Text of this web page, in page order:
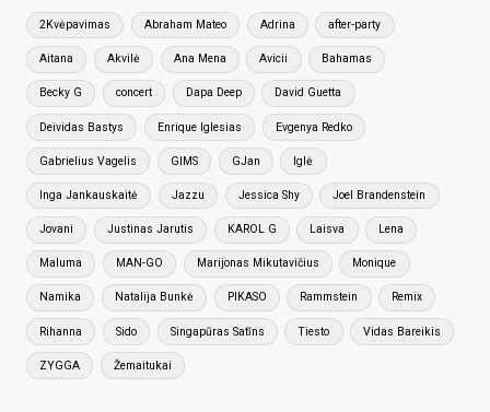
2Kvėpavimas Abraham Mateo Adrina after-party
Aitana Akvilė Ana Mena Avicii Bahamas
Becky G concert Dapa Deep David Guetta
Deividas Bastys Enrique Iglesias Evgenya Redko
Gabrielius Vagelis GIMS GJan Iglė
Inga Jankauskaitė Jazzu Jessica Shy Joel Brandenstein
Jovani Justinas Jarutis KAROL G Laisva Lena
Maluma MAN-GO Marijonas Mikutavičius Monique
Namika Natalija Bunkė PIKASO Rammstein Remix
Rihanna Sido Singapūras Satīns Tiesto Vidas Bareikis
ZYGGA Žemaitukai